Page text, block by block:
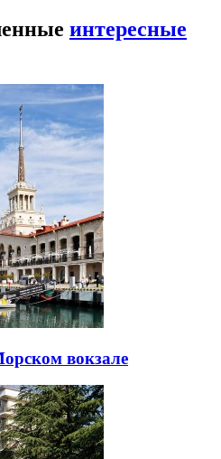
интересные
вокзале